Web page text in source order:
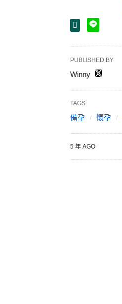
PUBLISHED BY
Winny
TAGS:
備孕 懷孕
5 年 AGO